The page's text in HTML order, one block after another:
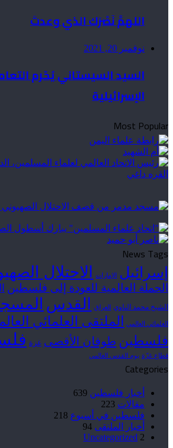
اللهمَّ نَصْرَك الذي وعدتَ
نوفمبر 20, 2021
السيد السيستاني يُحّرم
الإسرائيلية
Most Popular
News Tags
إسرائيل الإمارات الاحتلال
الحملة العالمية للعودة إلى فلسطين
الشيخ محمد الناوي العراق القدس
العلمائي العالمي
الملتقى العلمائي
فلسطين طوفان الأقصى غزة
قطاع غزّة يوم القدس العالمي
Categories
أخبار فلسطين 639
مقالات 223
فلسطين في أسبوع 218
أخبار الملتقى 94
Uncategorized 2